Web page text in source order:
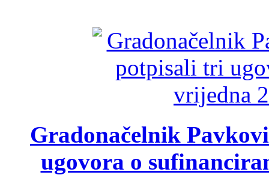
Gradonačelnik
ugovora o